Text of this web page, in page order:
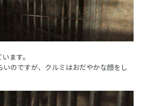
ます。
いのですが、クルミはおだやかな顔をし